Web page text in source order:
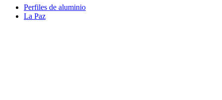
Perfiles de aluminio
La Paz